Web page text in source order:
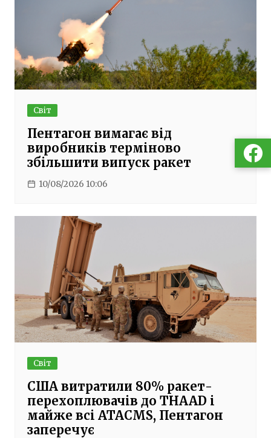
Світ
Пентагон вимагає від
виробників терміново
збільшити випуск ракет
10/08/2026 10:06
Світ
США витратили 80% ракет-
перехоплювачів до THAAD і
майже всі ATACMS, Пентагон
заперечує